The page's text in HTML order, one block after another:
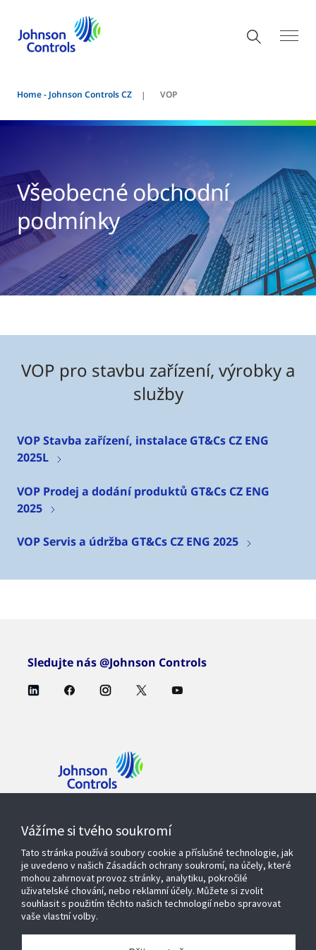
Home - Johnson Controls CZ VOP
Všeobecné obchodní
podmínky
VOP pro stavbu zařízení, výrobky a
služby
VOP Stavba zařízení, instalace GT&Cs CZ ENG
2025L
VOP Prodej a dodání produktů GT&Cs CZ ENG
2025
VOP Servis a údržba GT&Cs CZ ENG 2025
Sledujte nás @Johnson Controls
Produkty a řešení
Servisní služby
Vážíme si tvého soukromí
Tato stránka používá soubory cookie a příslušné technologie, jak
je uvedeno v našich Zásadách ochrany soukromí, na účely, které
mohou zahrnovat provoz stránky, analytiku, pokročilé
uživatelské chování, nebo reklamní účely. Můžete si zvolit
souhlasit s použitím těchto našich technologií nebo spravovat
vaše vlastní volby.